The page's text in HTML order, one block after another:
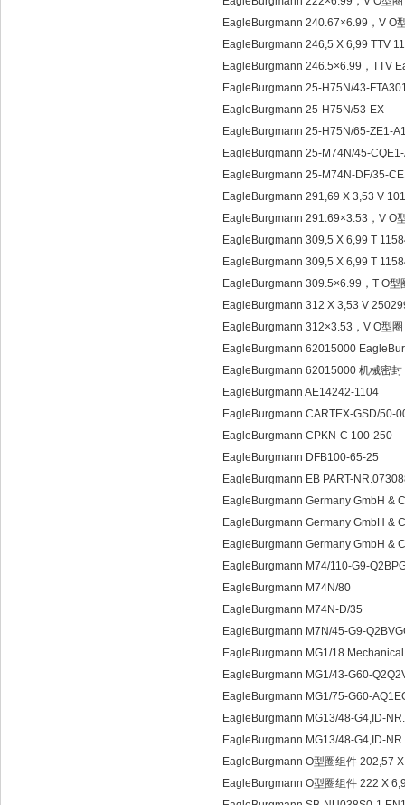
EagleBurgmann 240.67×6.99，V O
EagleBurgmann 246,5 X 6,99 TTV
EagleBurgmann 246.5×6.99，TTV
EagleBurgmann 25-H75N/43-
EagleBurgmann 25-H75N/53-EX
EagleBurgmann 25-H75N/65-ZE1-
EagleBurgmann 25-M74N/45-
EagleBurgmann 25-M74N-DF/35-
EagleBurgmann 291,69 X 3,53 V
EagleBurgmann 291.69×3.53，V O
EagleBurgmann 309,5 X 6,99 T
EagleBurgmann 309,5 X 6,99 T
EagleBurgmann 309.5×6.99，T O型
EagleBurgmann 312 X 3,53 V
EagleBurgmann 312×3.53，V O型圈
EagleBurgmann 62015000
EagleBurgmann 62015000 机械密封
EagleBurgmann AE14242-1104
EagleBurgmann CARTEX-GSD/50-
EagleBurgmann CPKN-C 100-250
EagleBurgmann DFB100-65-25
EagleBurgmann EB PART-
EagleBurgmann Germany GmbH &
EagleBurgmann Germany GmbH &
EagleBurgmann Germany GmbH &
EagleBurgmann M74/110-G9-
EagleBurgmann M74N/80
EagleBurgmann M74N-D/35
EagleBurgmann M7N/45-G9-
EagleBurgmann MG1/18
EagleBurgmann MG1/43-G60-
EagleBurgmann MG1/75-G60-
EagleBurgmann MG13/48-G4,ID-
EagleBurgmann MG13/48-G4,ID-
EagleBurgmann O型圈组件 202,57
EagleBurgmann O型圈组件 222 X